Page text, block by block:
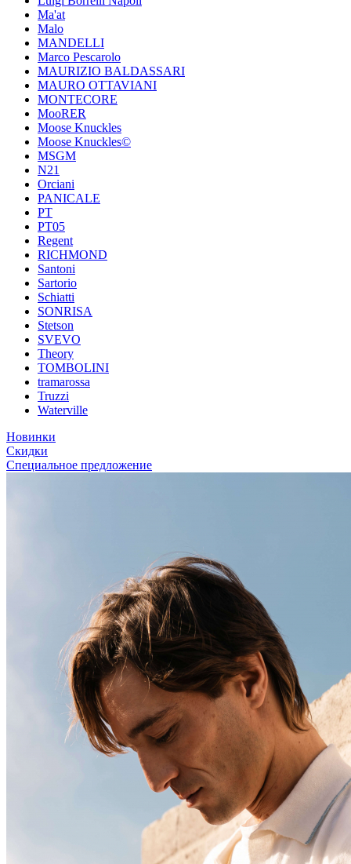
Ma'at
Malo
MANDELLI
Marco Pescarolo
MAURIZIO BALDASSARI
MAURO OTTAVIANI
MONTECORE
MooRER
Moose Knuckles
Moose Knuckles©️
MSGM
N21
Orciani
PANICALE
PT
PT05
Regent
RICHMOND
Santoni
Sartorio
Schiatti
SONRISA
Stetson
SVEVO
Theory
TOMBOLINI
tramarossa
Truzzi
Waterville
Новинки
Скидки
Специальное предложение